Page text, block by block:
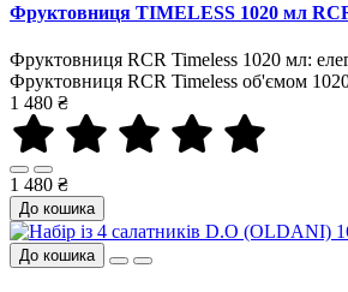
Фруктовниця TIMELESS 1020 мл
Фруктовниця RCR Timeless 1020 мл:
Фруктовниця RCR Timeless об'ємом
1 480 ₴
1 480 ₴
До кошика
До кошика